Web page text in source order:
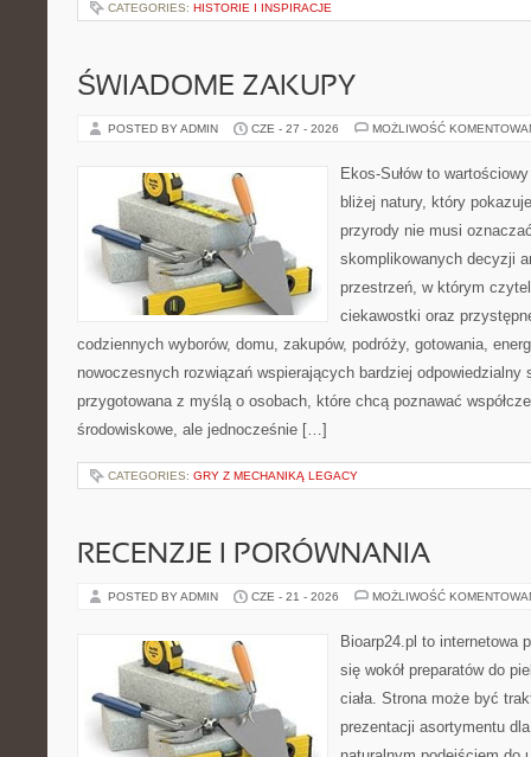
CATEGORIES: HISTORIE I INSPIRACJE
ŚWIADOME ZAKUPY
POSTED BY ADMIN CZE - 27 - 2026 MOŻLIWOŚĆ
Ekos-Sułów to
bliżej natury, który
przyrody nie musi
skomplikowanych decyzji
przestrzeń, w którym
ciekawostki oraz
codziennych wyborów, domu, zakupów, podróży, gotowania,
nowoczesnych rozwiązań wspierających bardziej odpowiedzialny
przygotowana z myślą o osobach, które chcą poznawać
środowiskowe, ale jednocześnie […]
CATEGORIES: GRY Z MECHANIKĄ LEGACY
RECENZJE I PORÓWNANIA
POSTED BY ADMIN CZE - 21 - 2026 MOŻLIWOŚĆ
Bioarp24.pl to internetowa
się wokół preparatów do
ciała. Strona może być
prezentacji asortymentu